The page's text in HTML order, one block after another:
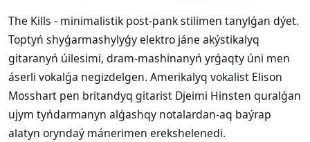
The Kills - minimalistik post-pank stilimen tanylǵan dýet.
Toptyń shyǵarmashylyǵy elektro jáne akýstikalyq
gitaranyń úilesimi, dram-mashinanyń yrǵaqty úni men
áserli vokalǵa negizdelgen. Amerikalyq vokalist Elison
Mosshart pen britandyq gitarist Djeimi Hinsten quralǵan
ujym tyńdarmanyn alǵashqy notalardan-aq baýrap
alatyn oryndaý mánerimen erekshelenedi.